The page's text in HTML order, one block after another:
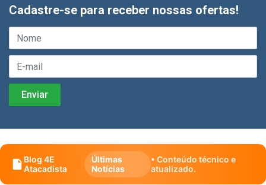
Cadastre-se para receber nossas ofertas!
Blog 4E
Atacadista
Últimas
Notícias
• Conteúdo técnico e
atualizado.